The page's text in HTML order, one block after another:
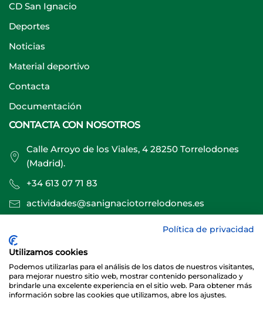
CD San Ignacio
Deportes
Noticias
Material deportivo
Contacta
Documentación
CONTACTA CON NOSOTROS
Calle Arroyo de los Viales, 4 28250 Torrelodones
(Madrid).
+34 613 07 71 83
actividades@sanignaciotorrelodones.es
Sitio web creado por
Política de privacidad
Utilizamos cookies
Podemos utilizarlas para el análisis de los datos de nuestros visitantes,
para mejorar nuestro sitio web, mostrar contenido personalizado y
brindarle una excelente experiencia en el sitio web. Para obtener más
información sobre las cookies que utilizamos, abre los ajustes.